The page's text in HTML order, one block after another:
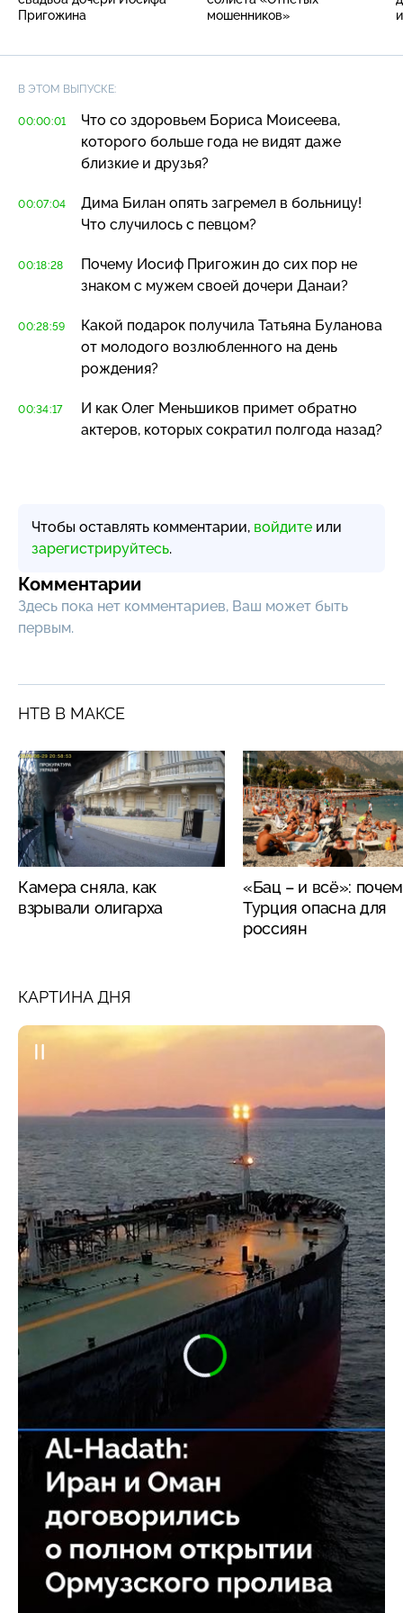
Пригожина
мошенников»
В ЭТОМ ВЫПУСКЕ:
00:00:01
Что со здоровьем Бориса Моисеева,
которого больше года не видят даже
близкие и друзья?
00:07:04
Дима Билан опять загремел в больницу!
Что случилось с певцом?
00:18:28
Почему Иосиф Пригожин до сих пор не
знаком с мужем своей дочери Данаи?
00:28:59
Какой подарок получила Татьяна Буланова
от молодого возлюбленного на день
рождения?
00:34:17
И как Олег Меньшиков примет обратно
актеров, которых сократил полгода назад?
Чтобы оставлять комментарии, войдите или
зарегистрируйтесь.
Комментарии
Здесь пока нет комментариев, Ваш может быть
первым.
НТВ В МАКСЕ
Камера сняла, как
взрывали олигарха
«Бац – и всё»:
Турция опасна для
россиян
КАРТИНА ДНЯ